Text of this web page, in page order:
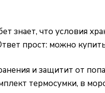
знает, что условия
прост: можно
и защитит от
термосумки, в